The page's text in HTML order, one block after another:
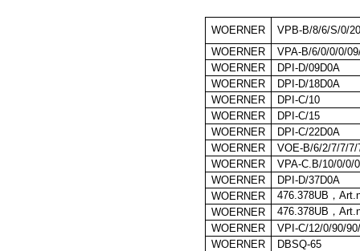
WOERNER
VPB-B/8/6/S/0/
WOERNER
VPA-B/6/0/0/0/
WOERNER
DPI-D/09D0A
WOERNER
DPI-D/18D0A
WOERNER
DPI-C/10
WOERNER
DPI-C/15
WOERNER
DPI-C/22D0A
WOERNER
VOE-B/6/2/7/7/
WOERNER
VPA-C.B/10/0/0/
WOERNER
DPI-D/37D0A
WOERNER
476.378UB ，
WOERNER
476.378UB ，
WOERNER
VPI-C/12/0/90/
WOERNER
DBSQ-65